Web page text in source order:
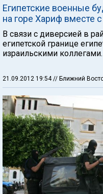
Египетские военные
на горе Хариф вместе
В связи с диверсией в
египетской границе
израильскими коллегами.
21.09.2012 19:54// Ближний